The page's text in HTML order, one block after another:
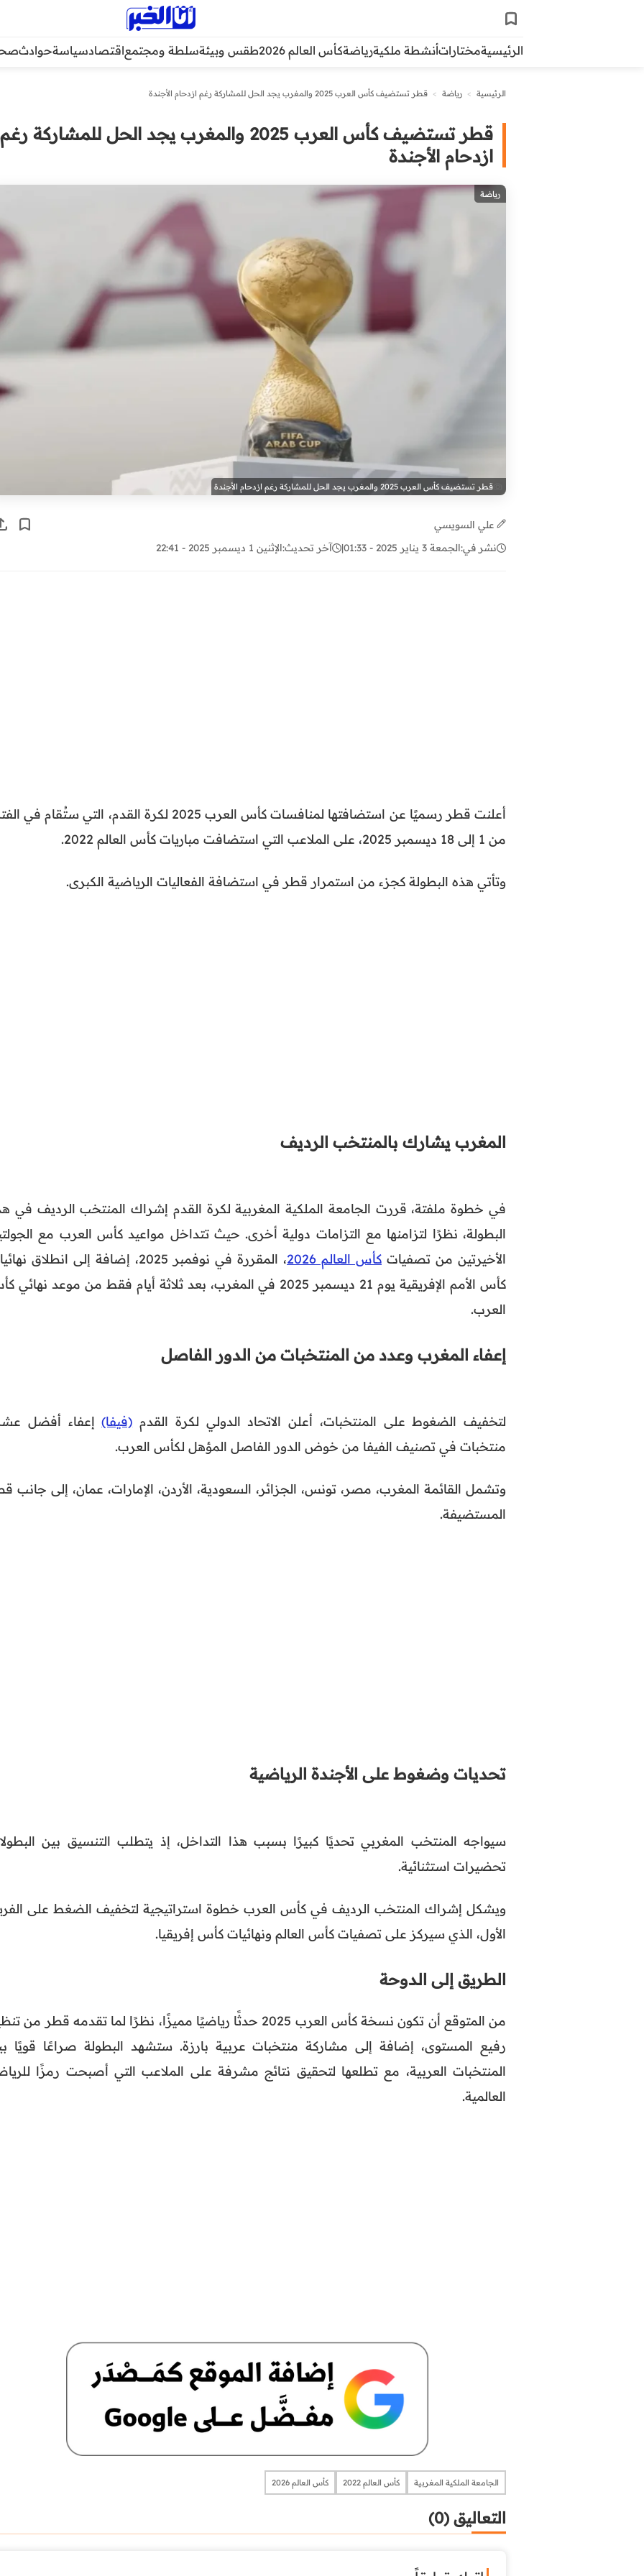
الرئيسيةمختاراتأنشطة ملكيةرياضةكأس العالم 2026 طقس وبيئةسلطة ومجتمعاقتصادسياسةحوادث
الرئيسية > رياضة > قطر تستضيف كأس العرب 2025 والمغرب يجد الحل للمشاركة رغم ازدحام الأجندة
قطر تستضيف كأس العرب 2025 والمغرب يجد الحل للمشاركة رغم
ازدحام الأجندة
رياضة
قطر تستضيف كأس العرب 2025 والمغرب يجد الحل للمشاركة رغم ازدحام الأجندة
علي السويسي
نشر في:الجمعة 3 يناير 2025 - 01:33 | آخر تحديث:الإثنين 1 ديسمبر 2025 - 22:41
أعلنت قطر رسميًا عن استضافتها لمنافسات كأس العرب 2025 لكرة القدم، التي ستُقام في
من 1 إلى 18 ديسمبر 2025، على الملاعب التي استضافت مباريات كأس العالم 2022.
وتأتي هذه البطولة كجزء من استمرار قطر في استضافة الفعاليات الرياضية الكبرى.
المغرب يشارك بالمنتخب الرديف
في خطوة ملفتة، قررت الجامعة الملكية المغربية لكرة القدم إشراك المنتخب الرديف في
البطولة، نظرًا لتزامنها مع التزامات دولية أخرى. حيث تتداخل مواعيد كأس العرب مع
الأخيرتين من تصفيات كأس العالم 2026
، المقررة في نوفمبر 2025، إضافة إلى انطلاق
كأس الأمم الإفريقية يوم 21 ديسمبر 2025 في المغرب، بعد ثلاثة أيام فقط من موعد
العرب.
إعفاء المغرب وعدد من المنتخبات من الدور الفاصل
لتخفيف الضغوط على المنتخبات، أعلن الاتحاد الدولي لكرة القدم (فيفا)إعفاء أفضل
منتخبات في تصنيف الفيفا من خوض الدور الفاصل المؤهل لكأس العرب.
وتشمل القائمة المغرب، مصر، تونس، الجزائر، السعودية، الأردن، الإمارات، عمان، إلى جانب
المستضيفة.
تحديات وضغوط على الأجندة الرياضية
سيواجه المنتخب المغربي تحديًا كبيرًا بسبب هذا التداخل، إذ يتطلب التنسيق بين
تحضيرات استثنائية.
ويشكل إشراك المنتخب الرديف في كأس العرب خطوة استراتيجية لتخفيف الضغط على
الأول، الذي سيركز على تصفيات كأس العالم ونهائيات كأس إفريقيا.
الطريق إلى الدوحة
من المتوقع أن تكون نسخة كأس العرب 2025 حدثًا رياضيًا مميزًا، نظرًا لما تقدمه قطر من
رفيع المستوى، إضافة إلى مشاركة منتخبات عربية بارزة. ستشهد البطولة صراعًا قويًا
المنتخبات العربية، مع تطلعها لتحقيق نتائج مشرفة على الملاعب التي أصبحت رمزًا
العالمية.
الجامعة الملكية المغربية كأس العالم 2022 كأس العالم 2026
التعاليق (0)